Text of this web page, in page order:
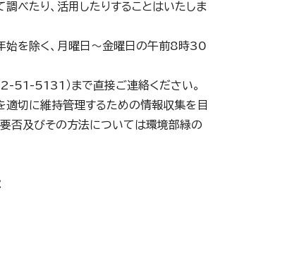
調べたり、活用したりすることはいたしま
始を除く、月曜日～金曜日の午前8時30
51-5131）まで直接ご連絡ください。
を適切に維持管理するための情報収集を目
否及びその方法については環境部緑の